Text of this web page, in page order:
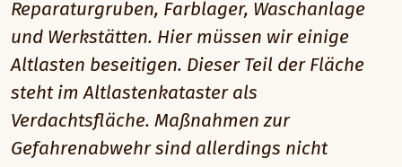
Reparaturgruben, Farblager, Waschanlage
und Werkstätten. Hier müssen wir einige
Altlasten beseitigen. Dieser Teil der Fläche
steht im Altlastenkataster als
Verdachtsfläche. Maßnahmen zur
Gefahrenabwehr sind allerdings nicht